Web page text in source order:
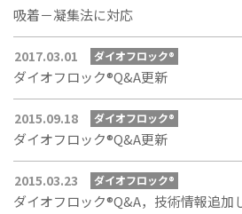
吸着－凝集法に対応
2017.03.01 ダイオフロック®
ダイオフロック®Q&A更新
2015.09.18 ダイオフロック®
ダイオフロック®Q&A更新
2015.03.23 ダイオフロック®
ダイオフロック®Q&A，技術情報追加